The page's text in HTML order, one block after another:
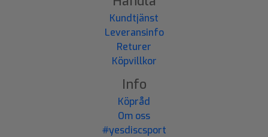
Kundtjänst
Leveransinfo
Returer
Köpvillkor
Info
Köpråd
Om oss
#yesdiscsport